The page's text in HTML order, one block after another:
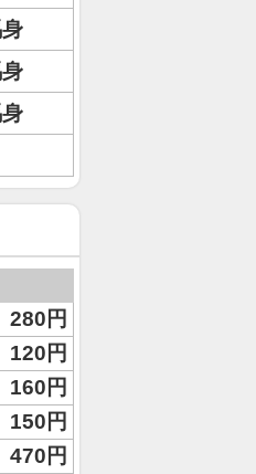
280円
120円
160円
150円
470円